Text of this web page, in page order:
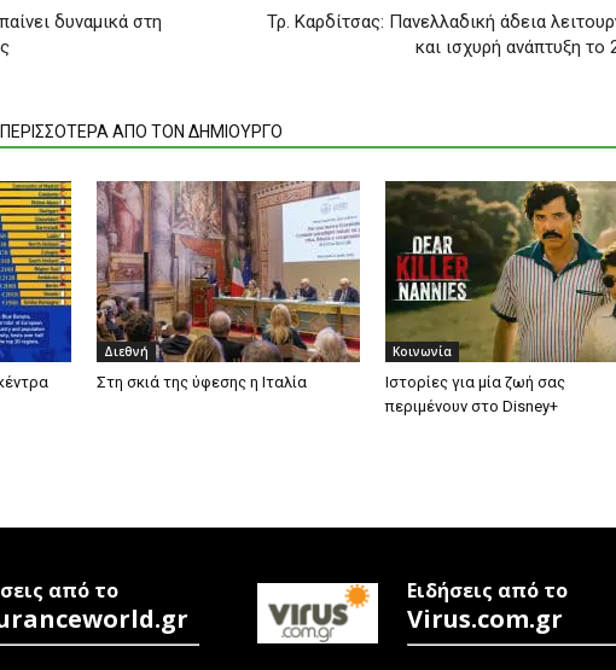
δυναμικά στη
Τρ. Καρδίτσας: Πανελλαδική άδεια
και ισχυρή ανάπτυξη το
ΠΕΡΙΣΣΟΤΕΡΑ ΑΠΟ ΤΟΝ ΔΗΜΙΟΥΡΓΟ
Διεθνή
Στη σκιά της ύφεσης η Ιταλία
Κοινωνία
Ιστορίες για μία ζωή σας
περιμένουν στο Disney+
από το Ειδήσεις από το
Virus.com.gr